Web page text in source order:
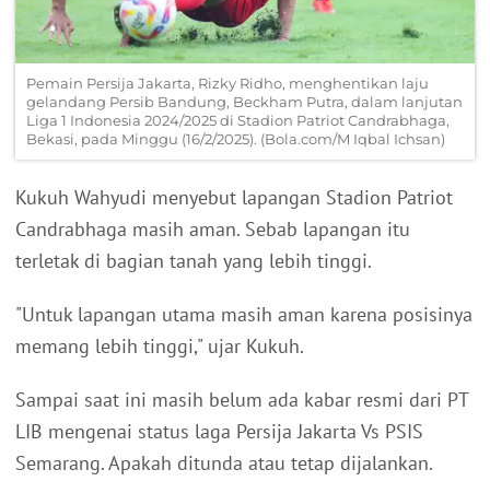
Pemain Persija Jakarta, Rizky Ridho, menghentikan laju
gelandang Persib Bandung, Beckham Putra, dalam lanjutan
Liga 1 Indonesia 2024/2025 di Stadion Patriot Candrabhaga,
Bekasi, pada Minggu (16/2/2025). (Bola.com/M Iqbal Ichsan)
Kukuh Wahyudi menyebut lapangan Stadion Patriot
Candrabhaga masih aman. Sebab lapangan itu
terletak di bagian tanah yang lebih tinggi.
"Untuk lapangan utama masih aman karena posisinya
memang lebih tinggi," ujar Kukuh.
Sampai saat ini masih belum ada kabar resmi dari PT
LIB mengenai status laga Persija Jakarta Vs PSIS
Semarang. Apakah ditunda atau tetap dijalankan.